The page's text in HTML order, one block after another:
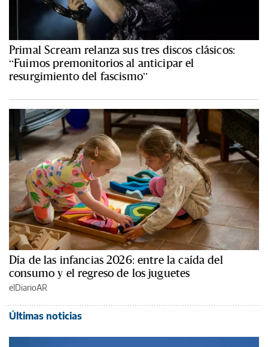
Primal Scream relanza sus tres discos clásicos:
“Fuimos premonitorios al anticipar el
resurgimiento del fascismo”
Día de las infancias 2026: entre la caída del
consumo y el regreso de los juguetes
elDiarioAR
Últimas noticias